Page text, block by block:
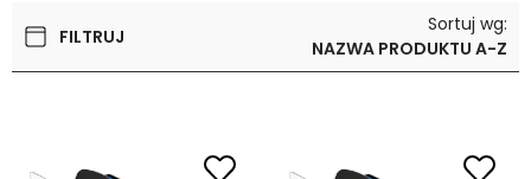
FILTRUJ
Sortuj wg:
NAZWA PRODUKTU A-Z